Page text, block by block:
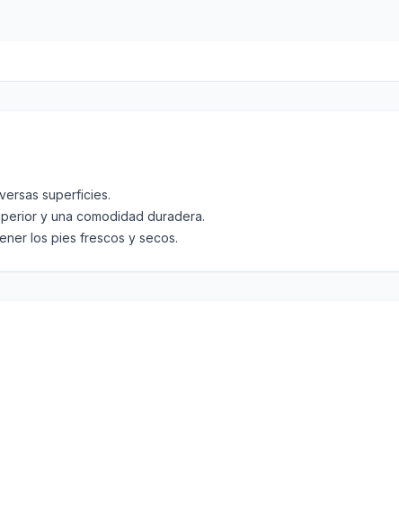
superficies.
y una comodidad duradera.
los pies frescos y secos.